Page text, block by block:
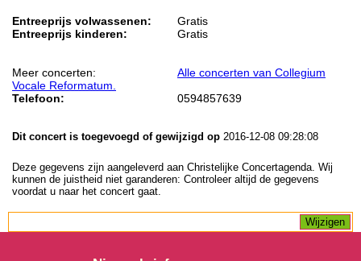
Entreeprijs volwassenen:
Gratis
Entreeprijs kinderen:
Gratis
Meer concerten:
Alle concerten van Collegium
Vocale Reformatum.
Telefoon:
0594857639
Dit concert is toegevoegd of gewijzigd op 2016-12-08 09:28:08
Deze gegevens zijn aangeleverd aan Christelijke Concertagenda. Wij
kunnen de juistheid niet garanderen: Controleer altijd de gegevens
voordat u naar het concert gaat.